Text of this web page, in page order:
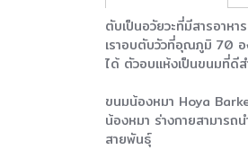
ตับเป็นอวัยวะที่มีสารอาห
เราอบตับวัวที่อุณภูมิ 70 อ
ได้ ตัวอบแห้งเป็นขนมที่ดีส
ขนมน้องหมา Hoya
น้องหมา ร่างกายสามาร
สายพันธุ์